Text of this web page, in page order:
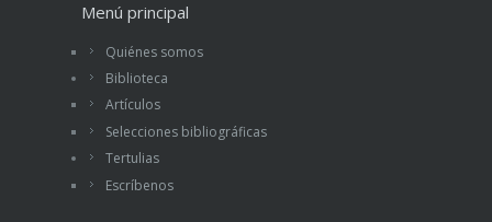
Menú principal
Quiénes somos
Biblioteca
Artículos
Selecciones bibliográficas
Tertulias
Escríbenos